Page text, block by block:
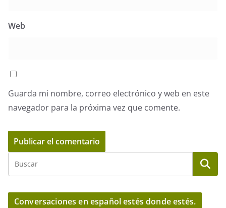
Web
Guarda mi nombre, correo electrónico y web en este
navegador para la próxima vez que comente.
Conversaciones en español estés donde estés.